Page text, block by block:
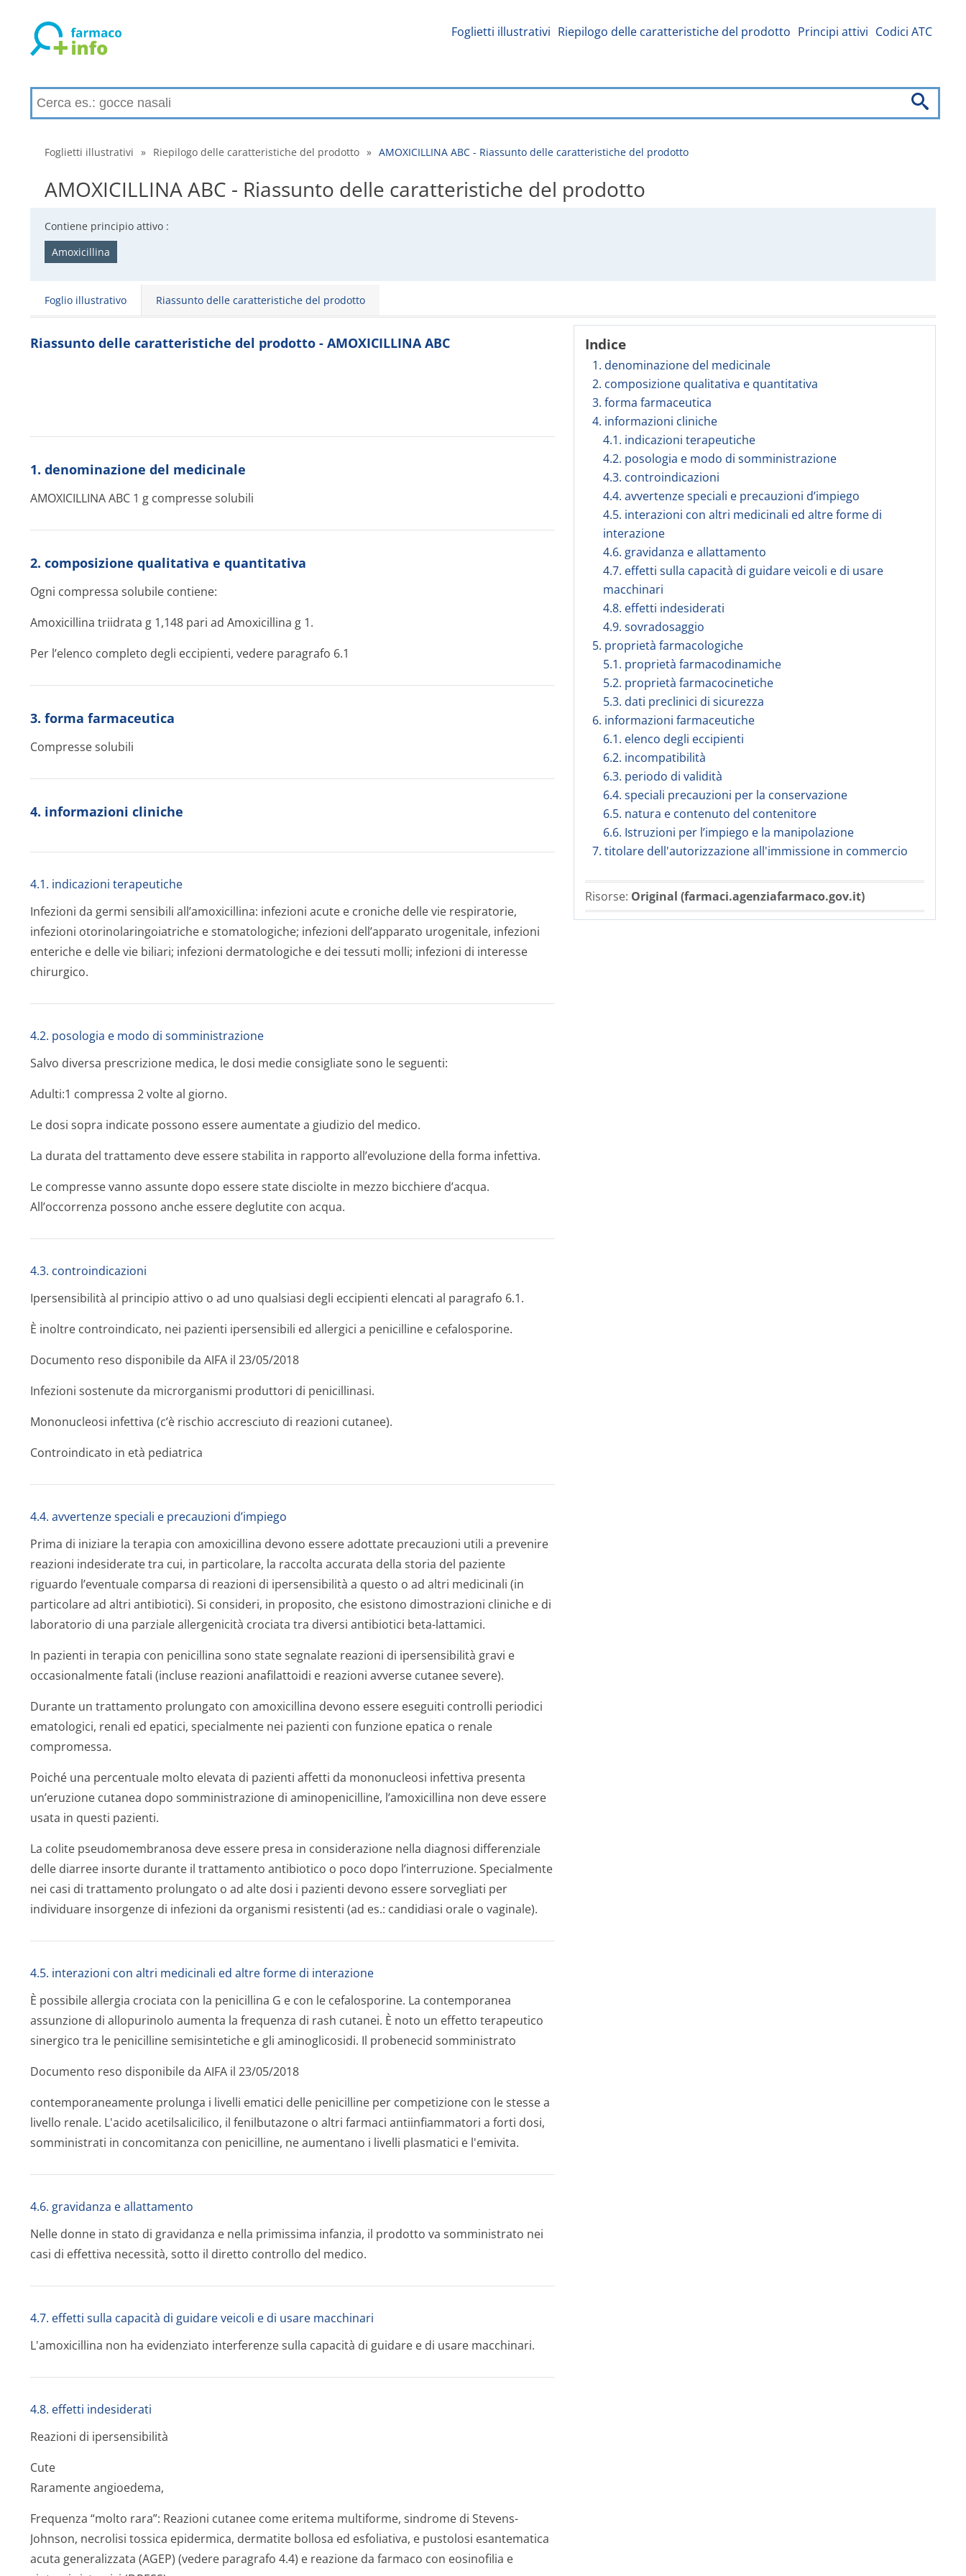
Foglietti illustrativi Riepilogo delle caratteristiche del prodotto Principi attivi Codici ATC
Foglietti illustrativi » Riepilogo delle caratteristiche del prodotto » AMOXICILLINA ABC - Riassunto delle caratteristiche del prodotto
AMOXICILLINA ABC - Riassunto delle caratteristiche del prodotto
Contiene principio attivo :
Amoxicillina
Foglio illustrativo Riassunto delle caratteristiche del prodotto
Indice
1. denominazione del medicinale
2. composizione qualitativa e quantitativa
3. forma farmaceutica
4. informazioni cliniche
4.1. indicazioni terapeutiche
4.2. posologia e modo di somministrazione
4.3. controindicazioni
4.4. avvertenze speciali e precauzioni d’impiego
4.5. interazioni con altri medicinali ed altre forme di
interazione
4.6. gravidanza e allattamento
4.7. effetti sulla capacità di guidare veicoli e di usare
macchinari
4.8. effetti indesiderati
4.9. sovradosaggio
5. proprietà farmacologiche
5.1. proprietà farmacodinamiche
5.2. proprietà farmacocinetiche
5.3. dati preclinici di sicurezza
6. informazioni farmaceutiche
6.1. elenco degli eccipienti
6.2. incompatibilità
6.3. periodo di validità
6.4. speciali precauzioni per la conservazione
6.5. natura e contenuto del contenitore
6.6. Istruzioni per l’impiego e la manipolazione
7. titolare dell'autorizzazione all'immissione in commercio
Risorse: Original (farmaci.agenziafarmaco.gov.it)
Riassunto delle caratteristiche del prodotto - AMOXICILLINA ABC
1. denominazione del medicinale
AMOXICILLINA ABC 1 g compresse solubili
2. composizione qualitativa e quantitativa
Ogni compressa solubile contiene:
Amoxicillina triidrata g 1,148 pari ad Amoxicillina g 1.
Per l’elenco completo degli eccipienti, vedere paragrafo 6.1
3. forma farmaceutica
Compresse solubili
4. informazioni cliniche
4.1. indicazioni terapeutiche
Infezioni da germi sensibili all’amoxicillina: infezioni acute e croniche delle vie respiratorie,
infezioni otorinolaringo­iatriche e stomatologiche; infezioni dell’apparato urogenitale, infezioni
enteriche e delle vie biliari; infezioni dermatologiche e dei tessuti molli; infezioni di interesse
chirurgico.
4.2. posologia e modo di somministrazione
Salvo diversa prescrizione medica, le dosi medie consigliate sono le seguenti:
Adulti:1 compressa 2 volte al giorno.
Le dosi sopra indicate possono essere aumentate a giudizio del medico.
La durata del trattamento deve essere stabilita in rapporto all’evoluzione della forma infettiva.
Le compresse vanno assunte dopo essere state disciolte in mezzo bicchiere d’acqua.
All’occorrenza possono anche essere deglutite con acqua.
4.3. controindicazioni
Ipersensibilità al principio attivo o ad uno qualsiasi degli eccipienti elencati al paragrafo 6.1.
È inoltre controindicato, nei pazienti ipersensibili ed allergici a penicilline e cefalosporine.
Documento reso disponibile da AIFA il 23/05/2018
Infezioni sostenute da microrganismi produttori di penicillinasi.
Mononucleosi infettiva (c’è rischio accresciuto di reazioni cutanee).
Controindicato in età pediatrica
4.4. avvertenze speciali e precauzioni d’impiego
Prima di iniziare la terapia con amoxicillina devono essere adottate precauzioni utili a prevenire
reazioni indesiderate tra cui, in particolare, la raccolta accurata della storia del paziente
riguardo l’eventuale comparsa di reazioni di ipersensibilità a questo o ad altri medicinali (in
particolare ad altri antibiotici). Si consideri, in proposito, che esistono dimostrazioni cliniche e di
laboratorio di una parziale allergenicità crociata tra diversi antibiotici beta-lattamici.
In pazienti in terapia con penicillina sono state segnalate reazioni di ipersensibilità gravi e
occasionalmente fatali (incluse reazioni anafilattoidi e reazioni avverse cutanee severe).
Durante un trattamento prolungato con amoxicillina devono essere eseguiti controlli periodici
ematologici, renali ed epatici, specialmente nei pazienti con funzione epatica o renale
compromessa.
Poiché una percentuale molto elevata di pazienti affetti da mononucleosi infettiva presenta
un’eruzione cutanea dopo somministrazione di aminopenicilline, l’amoxicillina non deve essere
usata in questi pazienti.
La colite pseudomembranosa deve essere presa in considerazione nella diagnosi differenziale
delle diarree insorte durante il trattamento antibiotico o poco dopo l’interruzione. Specialmente
nei casi di trattamento prolungato o ad alte dosi i pazienti devono essere sorvegliati per
individuare insorgenze di infezioni da organismi resistenti (ad es.: candidiasi orale o vaginale).
4.5. interazioni con altri medicinali ed altre forme di interazione
È possibile allergia crociata con la penicillina G e con le cefalosporine. La contemporanea
assunzione di allopurinolo aumenta la frequenza di rash cutanei. È noto un effetto terapeutico
sinergico tra le penicilline semisintetiche e gli aminoglicosidi. Il probenecid somministrato
Documento reso disponibile da AIFA il 23/05/2018
contemporaneamente prolunga i livelli ematici delle penicilline per competizione con le stesse a
livello renale. L'acido acetilsalicilico, il fenilbutazone o altri farmaci antiinfiammatori a forti dosi,
somministrati in concomitanza con penicilline, ne aumentano i livelli plasmatici e l'emivita.
4.6. gravidanza e allattamento
Nelle donne in stato di gravidanza e nella primissima infanzia, il prodotto va somministrato nei
casi di effettiva necessità, sotto il diretto controllo del medico.
4.7. effetti sulla capacità di guidare veicoli e di usare macchinari
L'amoxicillina non ha evidenziato interferenze sulla capacità di guidare e di usare macchinari.
4.8. effetti indesiderati
Reazioni di ipersensibilità
Cute
Raramente angioedema,
Frequenza “molto rara”: Reazioni cutanee come eritema multiforme, sindrome di Stevens-
Johnson, necrolisi tossica epidermica, dermatite bollosa ed esfoliativa, e pustolosi esantematica
acuta generalizzata (AGEP) (vedere paragrafo 4.4) e reazione da farmaco con eosinofilia e